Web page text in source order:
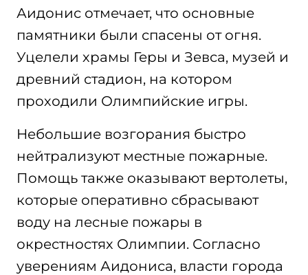
Аидонис отмечает, что основные
памятники были спасены от огня.
Уцелели храмы Геры и Зевса, музей и
древний стадион, на котором
проходили Олимпийские игры.
Небольшие возгорания быстро
нейтрализуют местные пожарные.
Помощь также оказывают вертолеты,
которые оперативно сбрасывают
воду на лесные пожары в
окрестностях Олимпии. Согласно
уверениям Аидониса, власти города